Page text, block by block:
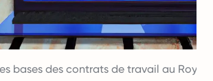
bases des contrats de travail au